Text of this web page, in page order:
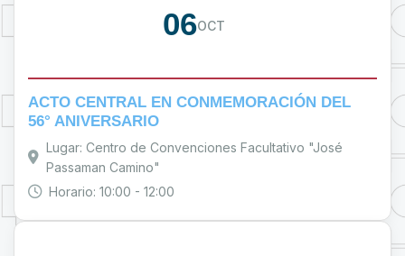
06OCT
ACTO CENTRAL EN CONMEMORACIÓN DEL
56° ANIVERSARIO
Lugar: Centro de Convenciones Facultativo "José
Passaman Camino"
Horario: 10:00 - 12:00